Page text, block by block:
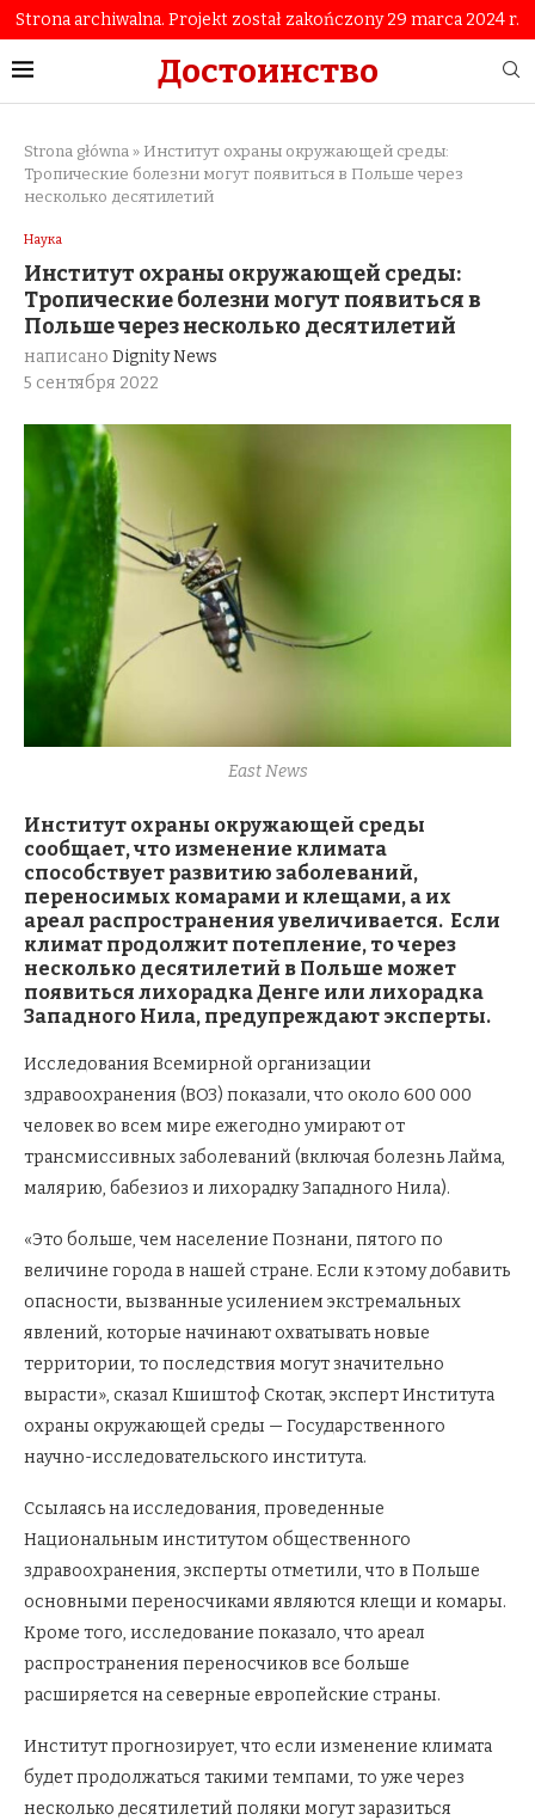
Strona archiwalna. Projekt został zakończony 29 marca 2024 r.
Достоинство
Strona główna » Институт охраны окружающей среды:
Тропические болезни могут появиться в Польше через
несколько десятилетий
Наука
Институт охраны окружающей среды:
Тропические болезни могут появиться в
Польше через несколько десятилетий
написано Dignity News
5 сентября 2022
East News
Институт охраны окружающей среды
сообщает, что изменение климата
способствует развитию заболеваний,
переносимых комарами и клещами, а их
ареал распространения увеличивается. Если
климат продолжит потепление, то через
несколько десятилетий в Польше может
появиться лихорадка Денге или лихорадка
Западного Нила, предупреждают эксперты.
Исследования Всемирной организации
здравоохранения (ВОЗ) показали, что около 600 000
человек во всем мире ежегодно умирают от
трансмиссивных заболеваний (включая болезнь Лайма,
малярию, бабезиоз и лихорадку Западного Нила).
«Это больше, чем население Познани, пятого по
величине города в нашей стране. Если к этому добавить
опасности, вызванные усилением экстремальных
явлений, которые начинают охватывать новые
территории, то последствия могут значительно
вырасти», сказал Кшиштоф Скотак, эксперт Института
охраны окружающей среды — Государственного
научно-исследовательского института.
Ссылаясь на исследования, проведенные
Национальным институтом общественного
здравоохранения, эксперты отметили, что в Польше
основными переносчиками являются клещи и комары.
Кроме того, исследование показало, что ареал
распространения переносчиков все больше
расширяется на северные европейские страны.
Институт прогнозирует, что если изменение климата
будет продолжаться такими темпами, то уже через
несколько десятилетий поляки могут заразиться